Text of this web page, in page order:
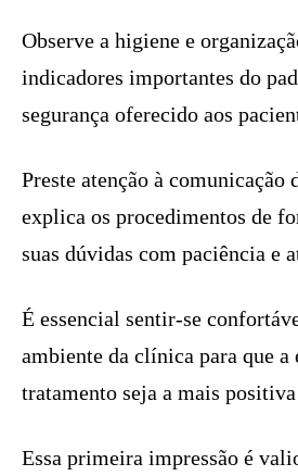
Observe a higiene e
indicadores importantes do
segurança oferecido aos
Preste atenção à comunicação
explica os procedimentos de
suas dúvidas com paciência e
É essencial sentir-se
ambiente da clínica para que a
tratamento seja a mais
Essa primeira impressão é